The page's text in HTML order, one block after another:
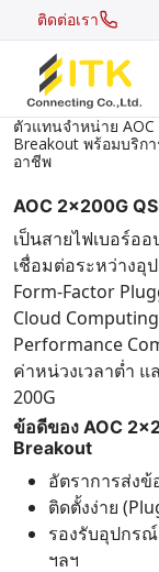
ติดต่อเรา
Recent Search
Hot Search
ตัวแทนจำหน่าย AOC
Breakout พร้อมบริก
อาชีพ
AOC 2x200G
เป็นสายไฟเบอร์อ
เชื่อมต่อระหว่างอุ
Form-Factor
Cloud
Performance
ค่าหน่วงเวลาต่ำ
200G
ข้อดีของ AOC
Breakout
อัตราการส่งข้
ติดตั้งง่าย
รองรับอุปกรณ์
ฯลฯ